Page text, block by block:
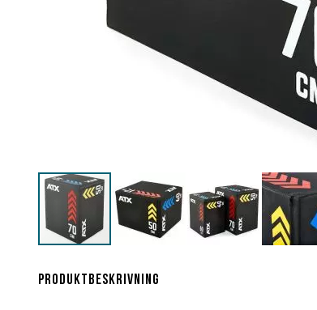
början
Produktbeskrivning